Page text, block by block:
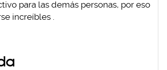
para las demás personas, por eso
increíbles .